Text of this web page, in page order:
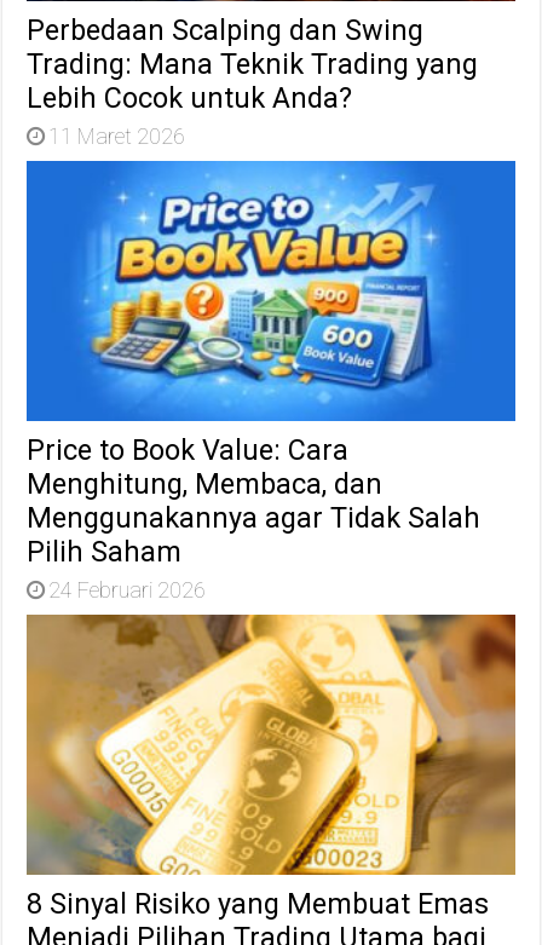
Perbedaan Scalping dan Swing
Trading: Mana Teknik Trading yang
Lebih Cocok untuk Anda?
11 Maret 2026
Price to Book Value: Cara
Menghitung, Membaca, dan
Menggunakannya agar Tidak Salah
Pilih Saham
24 Februari 2026
8 Sinyal Risiko yang Membuat Emas
Menjadi Pilihan Trading Utama bagi